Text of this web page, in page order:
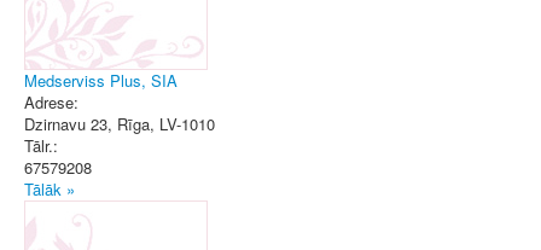
Medserviss Plus, SIA
Adrese:
Dzirnavu 23, Rīga, LV-1010
Tālr.:
67579208
Tālāk »